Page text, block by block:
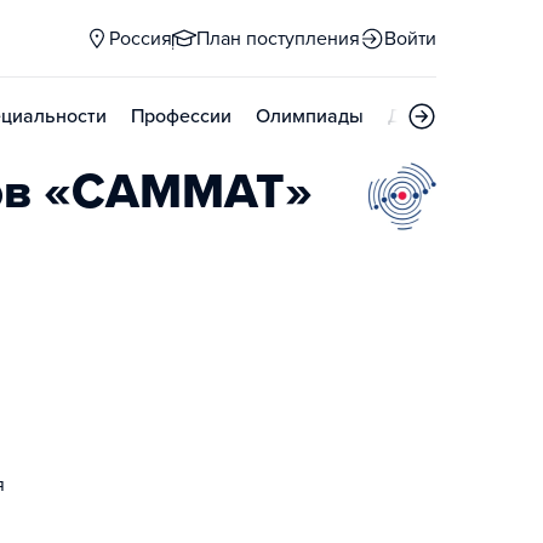
Россия План поступления Войти
Профессии Олимпиады Дни открытых
«САММАТ»